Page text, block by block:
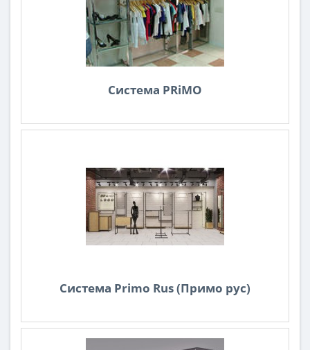
Система PRiMO
Система Primo Rus (Примо рус)